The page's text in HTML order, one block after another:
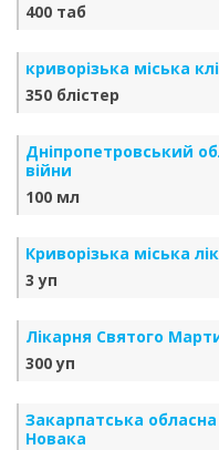
400 таб
криворізька міська
350 блістер
Дніпропетровський
війни
100 мл
Криворізька міська
3 уп
Лікарня Святого
300 уп
Закарпатська обласна
Новака